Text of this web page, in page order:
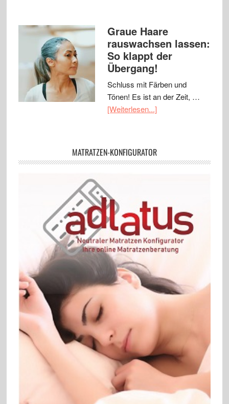
Graue Haare
rauswachsen lassen:
So klappt der
Übergang!
Schluss mit Färben und
Tönen! Es ist an der Zeit, …
[Weiterlesen...]
MATRATZEN-KONFIGURATOR